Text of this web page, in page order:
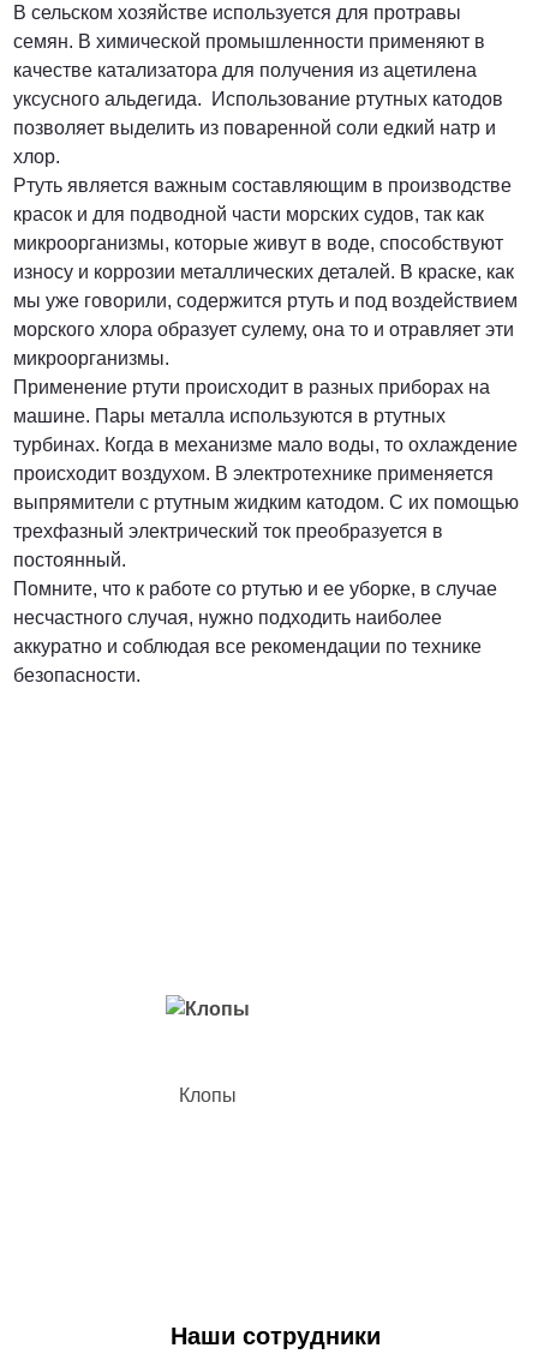
В сельском хозяйстве используется для протравы
семян. В химической промышленности применяют в
качестве катализатора для получения из ацетилена
уксусного альдегида. Использование ртутных катодов
позволяет выделить из поваренной соли едкий натр и
хлор.
Ртуть является важным составляющим в производстве
красок и для подводной части морских судов, так как
микроорганизмы, которые живут в воде, способствуют
износу и коррозии металлических деталей. В краске, как
мы уже говорили, содержится ртуть и под воздействием
морского хлора образует сулему, она то и отравляет эти
микроорганизмы.
Применение ртути происходит в разных приборах на
машине. Пары металла используются в ртутных
турбинах. Когда в механизме мало воды, то охлаждение
происходит воздухом. В электротехнике применяется
выпрямители с ртутным жидким катодом. С их помощью
трехфазный электрический ток преобразуется в
постоянный.
Помните, что к работе со ртутью и ее уборке, в случае
несчастного случая, нужно подходить наиболее
аккуратно и соблюдая все рекомендации по технике
безопасности.
Клопы
Наши сотрудники